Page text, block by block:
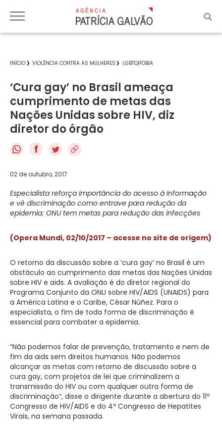
INÍCIO VIOLÊNCIA CONTRA AS MULHERES LGBTQIFOBIA
‘Cura gay’ no Brasil ameaça
cumprimento de metas das
Nações Unidas sobre HIV, diz
diretor do órgão
f
02 de outubro, 2017
Especialista reforça importância do acesso à informação
e vê discriminação como entrave para redução da
epidemia; ONU tem metas para redução das infecções
(Opera Mundi, 02/10/2017 – acesse no site de origem)
O retorno da discussão sobre a ‘cura gay’ no Brasil é um
obstáculo ao cumprimento das metas das Nações Unidas
sobre HIV e aids. A avaliação é do diretor regional do
Programa Conjunto da ONU sobre HIV/AIDS (UNAIDS) para
a América Latina e o Caribe, César Núñez. Para o
especialista, o fim de toda forma de discriminação é
essencial para combater a epidemia.
“Não podemos falar de prevenção, tratamento e nem de
fim da aids sem direitos humanos. Não podemos
alcançar as metas com retorno de discussão sobre a
cura gay, com projetos de lei que criminalizem a
transmissão do HIV ou com qualquer outra forma de
discriminação”, disse o dirigente durante a abertura do 11º
Congresso de HIV/AIDS e do 4º Congresso de Hepatites
Virais, na semana passada.